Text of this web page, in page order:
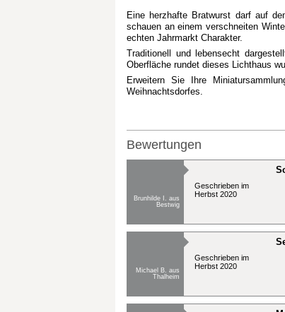
Eine herzhafte Bratwurst darf auf
schauen an einem verschneiten
echten Jahrmarkt Charakter.
Traditionell und lebensecht
Oberfläche rundet dieses Lichthaus
Erweitern Sie Ihre
Weihnachtsdorfes.
Bewertungen
Brunhilde I. aus
Bestwig
Geschrieben im
Herbst 2020
Michael B. aus
Thalheim
Geschrieben im
Herbst 2020